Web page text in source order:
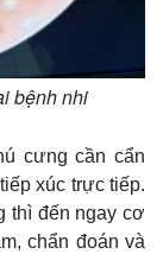
bệnh nhi
cưng cần cẩn
xúc trực tiếp.
thì đến ngay cơ
chẩn đoán và